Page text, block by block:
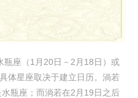
瓶座（1月20日－2月18日）或
体星座取决于建立日历。淌若
瓶座；而淌若在2月19日之后